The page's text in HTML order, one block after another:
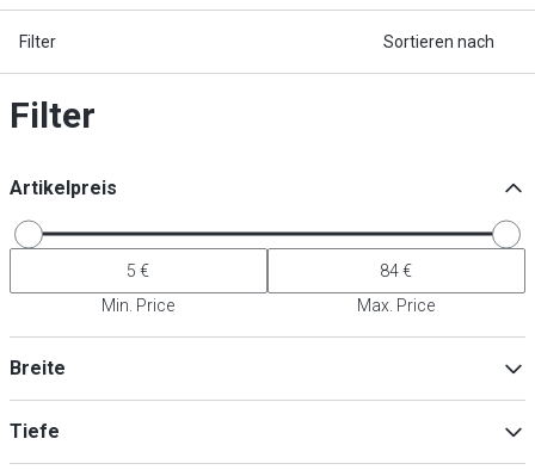
Filter Sortieren nach
Filter
Artikelpreis
Min. Price Max. Price
Breite
Tiefe